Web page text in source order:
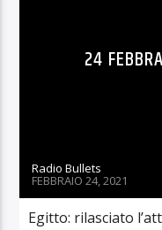
24
Radio Bullets
FEBBRAIO 24, 2021
Egitto: rilasciato